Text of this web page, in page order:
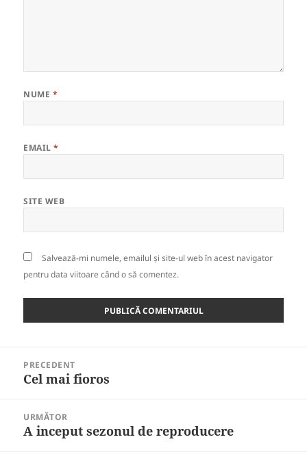
NUME *
EMAIL*
SITE WEB
Salvează-mi numele, emailul și site-ul web în acest navigator
pentru data viitoare când o să comentez.
articole
PRECEDENT
Articolul
Cel mai fioros
URMĂTOR
Articolul
A inceput sezonul de reproducere